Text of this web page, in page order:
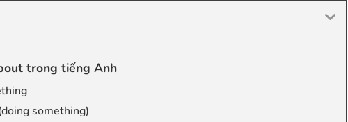
trong tiếng Anh
something)